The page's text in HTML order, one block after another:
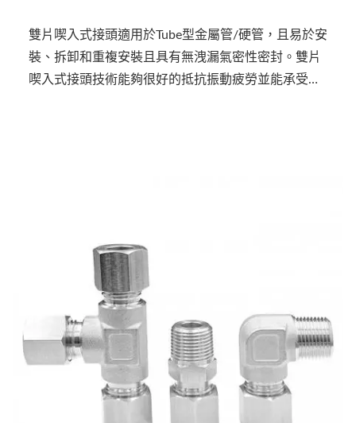
雙片喫入式接頭適用於Tube型金屬管/硬管，且易於安
裝、拆卸和重複安裝且具有無洩漏氣密性密封。雙片
喫入式接頭技術能夠很好的抵抗振動疲勞並能承受高